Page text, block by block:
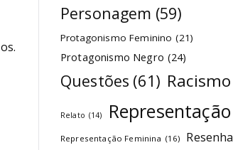
.
Personagem (59)
Protagonismo Feminino (21)
Protagonismo Negro (24)
Questões (61) Racismo
Relato (14) Representação
Representação Feminina (16) Resenha